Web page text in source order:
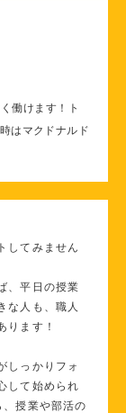
働けます！ト
はマクドナルド
してみません
、平日の授業
な人も、職人
ります！
しっかりフォ
して始められ
授業や部活の